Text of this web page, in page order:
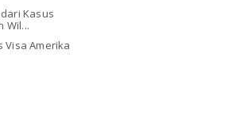
Kasus
Wil...
Visa Amerika